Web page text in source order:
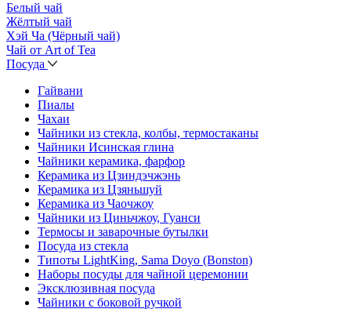
Белый чай
Жёлтый чай
Хэй Ча (Чёрный чай)
Чай от Art of Tea
Посуда
Гайвани
Пиалы
Чахаи
Чайники из стекла, колбы, термостаканы
Чайники Исинская глина
Чайники керамика, фарфор
Керамика из Цзиндэчжэнь
Керамика из Цзяньшуй
Керамика из Чаочжоу
Чайники из Циньчжоу, Гуанси
Термосы и заварочные бутылки
Посуда из стекла
Типоты LightKing, Sama Doyo (Bonston)
Наборы посуды для чайной церемонии
Эксклюзивная посуда
Чайники с боковой ручкой